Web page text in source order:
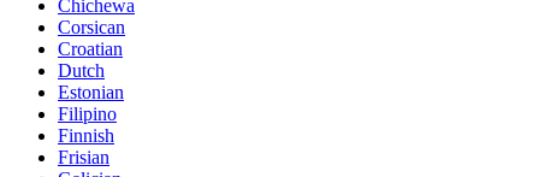
Chichewa
Corsican
Croatian
Dutch
Estonian
Filipino
Finnish
Frisian